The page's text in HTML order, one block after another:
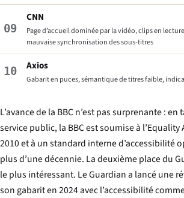
09
CNN
Page d’accueil dominée par la vidéo, clips en
mauvaise synchronisation des sous-titres
10 Axios
Gabarit en puces, sémantique de titres faible,
L’avance de la BBC n’est pas surprenante :
service public, la BBC est soumise à l’Equality
2010 et à un standard interne d’accessibilité
plus d’une décennie. La deuxième place du
le plus intéressant. Le Guardian a lancé une
son gabarit en 2024 avec l’accessibilité